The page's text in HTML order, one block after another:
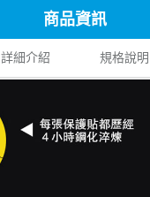
商品資訊
詳細介紹 規格說明